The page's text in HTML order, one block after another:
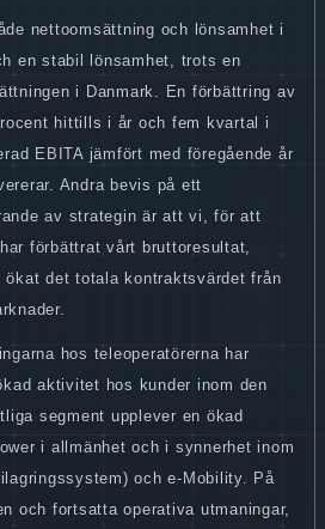
nettoomsättning och lönsamhet i
en stabil lönsamhet, trots en
i Danmark. En förbättring av
hittills i år och fem kvartal i
EBITA jämfört med föregående år
Andra bevis på ett
av strategin är att vi, för att
förbättrat vårt bruttoresultat,
det totala kontraktsvärdet från
hos teleoperatörerna har
aktivitet hos kunder inom den
segment upplever en ökad
i allmänhet och i synnerhet inom
och e-Mobility. På
och fortsatta operativa utmaningar,